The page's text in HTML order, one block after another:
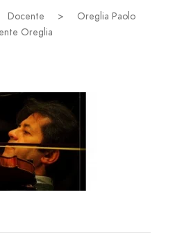
Docente >
Oreglia Paolo
Oreglia